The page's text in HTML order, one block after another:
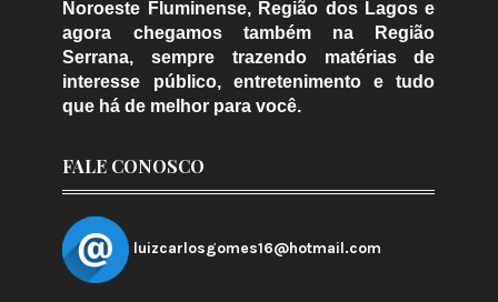
Noroeste Fluminense, Região dos Lagos e
agora chegamos também na Região
Serrana, sempre trazendo matérias de
interesse público, entretenimento e tudo
que há de melhor para você.
FALE CONOSCO
luizcarlosgomes16@hotmail.com